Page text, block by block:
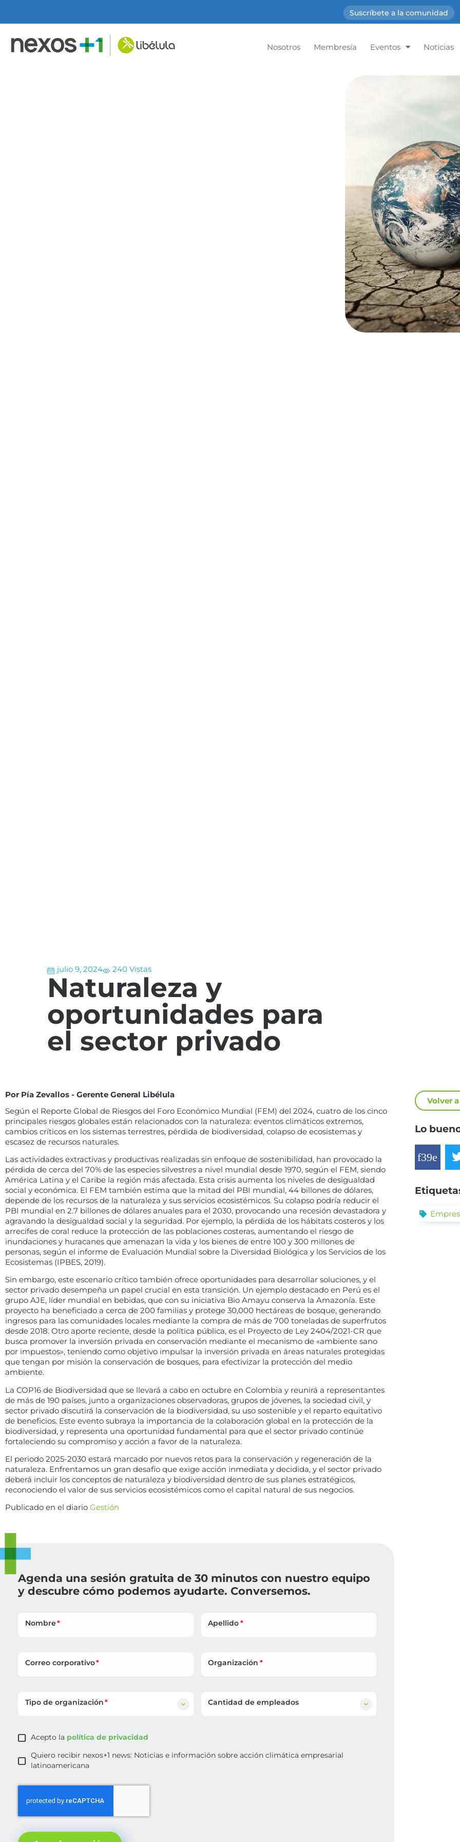
Suscríbete a la comunidad
Nosotros Membresía Eventos Noticias
julio 9, 2024 240 Vistas
Naturaleza y
oportunidades para
el sector privado
Por Pía Zevallos - Gerente General Libélula
Según el Reporte Global de Riesgos del Foro Económico Mundial (FEM) del 2024, cuatro de los cinco
principales riesgos globales están relacionados con la naturaleza: eventos climáticos extremos,
cambios críticos en los sistemas terrestres, pérdida de biodiversidad, colapso de ecosistemas y
escasez de recursos naturales.
Las actividades extractivas y productivas realizadas sin enfoque de sostenibilidad, han provocado la
pérdida de cerca del 70% de las especies silvestres a nivel mundial desde 1970, según el FEM, siendo
América Latina y el Caribe la región más afectada. Esta crisis aumenta los niveles de desigualdad
social y económica. El FEM también estima que la mitad del PBI mundial, 44 billones de dólares,
depende de los recursos de la naturaleza y sus servicios ecosistémicos. Su colapso podría reducir el
PBI mundial en 2.7 billones de dólares anuales para el 2030, provocando una recesión devastadora y
agravando la desigualdad social y la seguridad. Por ejemplo, la pérdida de los hábitats costeros y los
arrecifes de coral reduce la protección de las poblaciones costeras, aumentando el riesgo de
inundaciones y huracanes que amenazan la vida y los bienes de entre 100 y 300 millones de
personas, según el informe de Evaluación Mundial sobre la Diversidad Biológica y los Servicios de los
Ecosistemas (IPBES, 2019).
Sin embargo, este escenario crítico también ofrece oportunidades para desarrollar soluciones, y el
sector privado desempeña un papel crucial en esta transición. Un ejemplo destacado en Perú es el
grupo AJE, líder mundial en bebidas, que con su iniciativa Bio Amayu conserva la Amazonía. Este
proyecto ha beneficiado a cerca de 200 familias y protege 30,000 hectáreas de bosque, generando
ingresos para las comunidades locales mediante la compra de más de 700 toneladas de superfrutos
desde 2018. Otro aporte reciente, desde la política pública, es el Proyecto de Ley 2404/2021-CR que
busca promover la inversión privada en conservación mediante el mecanismo de «ambiente sano
por impuestos», teniendo como objetivo impulsar la inversión privada en áreas naturales protegidas
que tengan por misión la conservación de bosques, para efectivizar la protección del medio
ambiente.
La COP16 de Biodiversidad que se llevará a cabo en octubre en Colombia y reunirá a representantes
de más de 190 países, junto a organizaciones observadoras, grupos de jóvenes, la sociedad civil, y
sector privado discutirá la conservación de la biodiversidad, su uso sostenible y el reparto equitativo
de beneficios. Este evento subraya la importancia de la colaboración global en la protección de la
biodiversidad, y representa una oportunidad fundamental para que el sector privado continúe
fortaleciendo su compromiso y acción a favor de la naturaleza.
El periodo 2025-2030 estará marcado por nuevos retos para la conservación y regeneración de la
naturaleza. Enfrentamos un gran desafío que exige acción inmediata y decidida, y el sector privado
deberá incluir los conceptos de naturaleza y biodiversidad dentro de sus planes estratégicos,
reconociendo el valor de sus servicios ecosistémicos como el capital natural de sus negocios.
Publicado en el diario Gestión
Agenda una sesión gratuita de 30 minutos con nuestro equipo
y descubre cómo podemos ayudarte. Conversemos.
Nombre Apellido
Correo corporativo Organización
Tipo de organización Cantidad de empleados
Acepto la política de privacidad
Quiero recibir nexos+1 news: Noticias e información sobre acción climática empresarial
latinoamericana
Volver
Lo